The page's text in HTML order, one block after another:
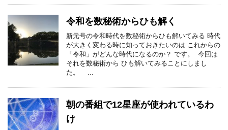
令和を数秘術からひも解く
新元号の令和時代を数秘術からひも解いてみる 時代
が大きく変わる時に知っておきたいのは これからの
「令和」がどんな時代になるのか？ です。 今回は
それを数秘術から ひも解いてみることにしまし
た。 ...
朝の番組で12星座が使われているわ
け